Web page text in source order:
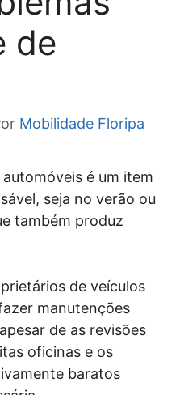
de
Mobilidade Floripa
é um item
seja no verão ou
também produz
de veículos
manutenções
de as revisões
oficinas e os
baratos